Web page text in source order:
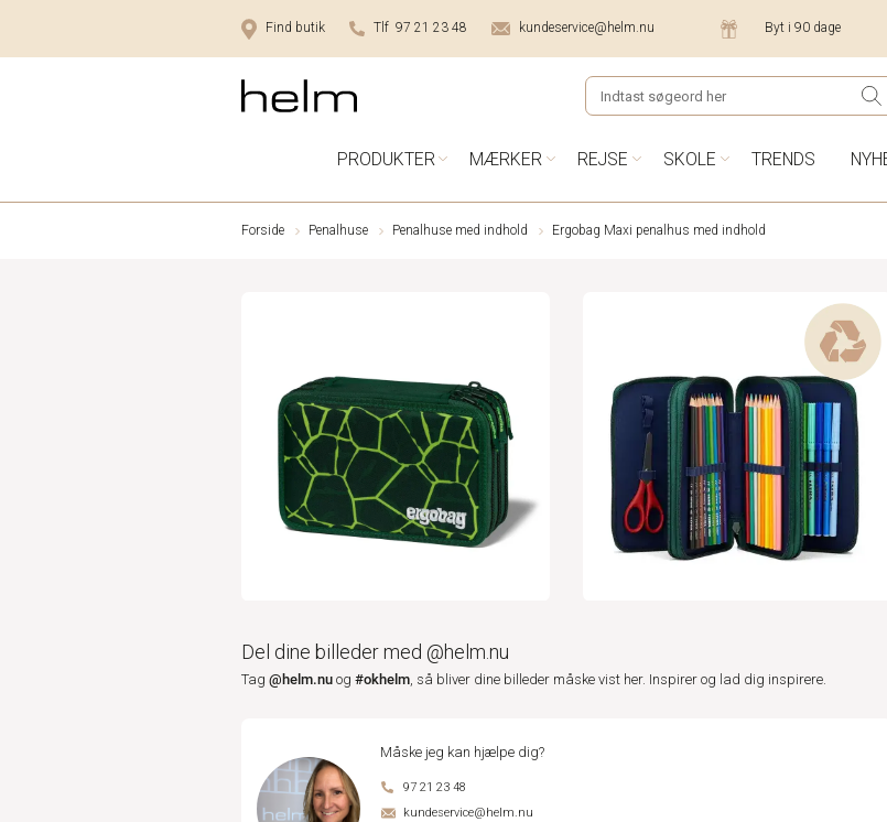
Find butik Tlf 97 21 23 48 kundeservice@helm.nu Byt i 90 dage
PRODUKTER MÆRKER REJSE SKOLE TRENDS
Forside Penalhuse Penalhuse med indhold Ergobag Maxi penalhus med indhold
Del dine billeder med @helm.nu
Tag @helm.nu og #okhelm, så bliver dine billeder måske vist her. Inspirer og lad dig inspirere.
Måske jeg kan hjælpe dig?
97 21 23 48
kundeservice@helm.nu